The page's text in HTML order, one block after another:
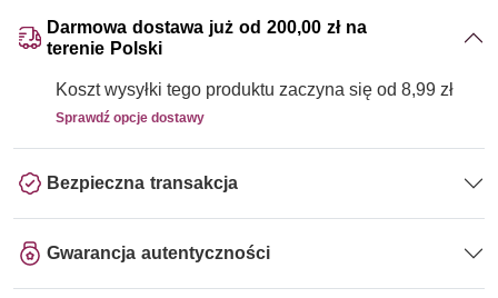
Darmowa dostawa już od 200,00 zł na
terenie Polski
Koszt wysyłki tego produktu zaczyna się od 8,99 zł
Sprawdź opcje dostawy
Bezpieczna transakcja
Gwarancja autentyczności